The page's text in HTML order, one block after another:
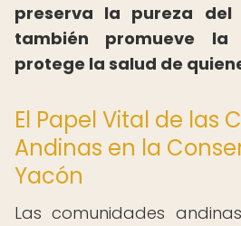
preserva la pureza del
también promueve la
protege la salud de
El Papel Vital de las
Andinas en la
Yacón
Las comunidades